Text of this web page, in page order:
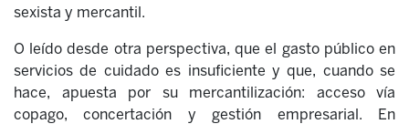
sexista y mercantil.
O leído desde otra perspectiva, que el gasto público en
servicios de cuidado es insuficiente y que, cuando se
hace, apuesta por su mercantilización: acceso vía
copago, concertación y gestión empresarial. En